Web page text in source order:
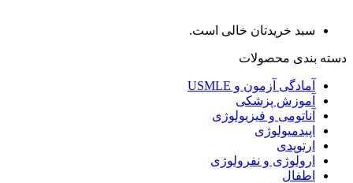
سبد خریدتان خالی است.
دسته بندی محصولات
آمادگی آزمون و USMLE
آموزش پزشکی
آناتومی و فیزیولوژی
اپیدمیولوژی
ارتوپدی
ارولوژی و نفرولوژی
اطفال